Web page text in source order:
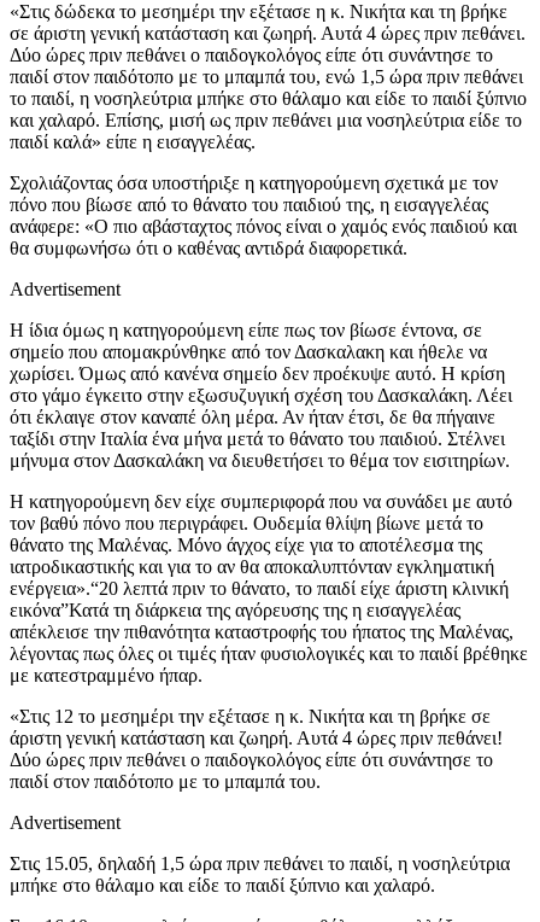
«Στις δώδεκα το μεσημέρι την εξέτασε η κ. Νικήτα και τη βρήκε
σε άριστη γενική κατάσταση και ζωηρή. Αυτά 4 ώρες πριν πεθάνει.
Δύο ώρες πριν πεθάνει ο παιδογκολόγος είπε ότι συνάντησε το
παιδί στον παιδότοπο με το μπαμπά του, ενώ 1,5 ώρα πριν πεθάνει
το παιδί, η νοσηλεύτρια μπήκε στο θάλαμο και είδε το παιδί ξύπνιο
και χαλαρό. Επίσης, μισή ως πριν πεθάνει μια νοσηλεύτρια είδε το
παιδί καλά» είπε η εισαγγελέας.
Σχολιάζοντας όσα υποστήριξε η κατηγορούμενη σχετικά με τον
πόνο που βίωσε από το θάνατο του παιδιού της, η εισαγγελέας
ανάφερε: «Ο πιο αβάσταχτος πόνος είναι ο χαμός ενός παιδιού και
θα συμφωνήσω ότι ο καθένας αντιδρά διαφορετικά.
Advertisement
Η ίδια όμως η κατηγορούμενη είπε πως τον βίωσε έντονα, σε
σημείο που απομακρύνθηκε από τον Δασκαλακη και ήθελε να
χωρίσει. Όμως από κανένα σημείο δεν προέκυψε αυτό. Η κρίση
στο γάμο έγκειτο στην εξωσυζυγική σχέση του Δασκαλάκη. Λέει
ότι έκλαιγε στον καναπέ όλη μέρα. Αν ήταν έτσι, δε θα πήγαινε
ταξίδι στην Ιταλία ένα μήνα μετά το θάνατο του παιδιού. Στέλνει
μήνυμα στον Δασκαλάκη να διευθετήσει το θέμα τον εισιτηρίων.
Η κατηγορούμενη δεν είχε συμπεριφορά που να συνάδει με αυτό
τον βαθύ πόνο που περιγράφει. Ουδεμία θλίψη βίωνε μετά το
θάνατο της Μαλένας. Μόνο άγχος είχε για το αποτέλεσμα της
ιατροδικαστικής και για το αν θα αποκαλυπτόνταν εγκληματική
ενέργεια».“20 λεπτά πριν το θάνατο, το παιδί είχε άριστη κλινική
εικόνα”Κατά τη διάρκεια της αγόρευσης της η εισαγγελέας
απέκλεισε την πιθανότητα καταστροφής του ήπατος της Μαλένας,
λέγοντας πως όλες οι τιμές ήταν φυσιολογικές και το παιδί βρέθηκε
με κατεστραμμένο ήπαρ.
«Στις 12 το μεσημέρι την εξέτασε η κ. Νικήτα και τη βρήκε σε
άριστη γενική κατάσταση και ζωηρή. Αυτά 4 ώρες πριν πεθάνει!
Δύο ώρες πριν πεθάνει ο παιδογκολόγος είπε ότι συνάντησε το
παιδί στον παιδότοπο με το μπαμπά του.
Advertisement
Στις 15.05, δηλαδή 1,5 ώρα πριν πεθάνει το παιδί, η νοσηλεύτρια
μπήκε στο θάλαμο και είδε το παιδί ξύπνιο και χαλαρό.